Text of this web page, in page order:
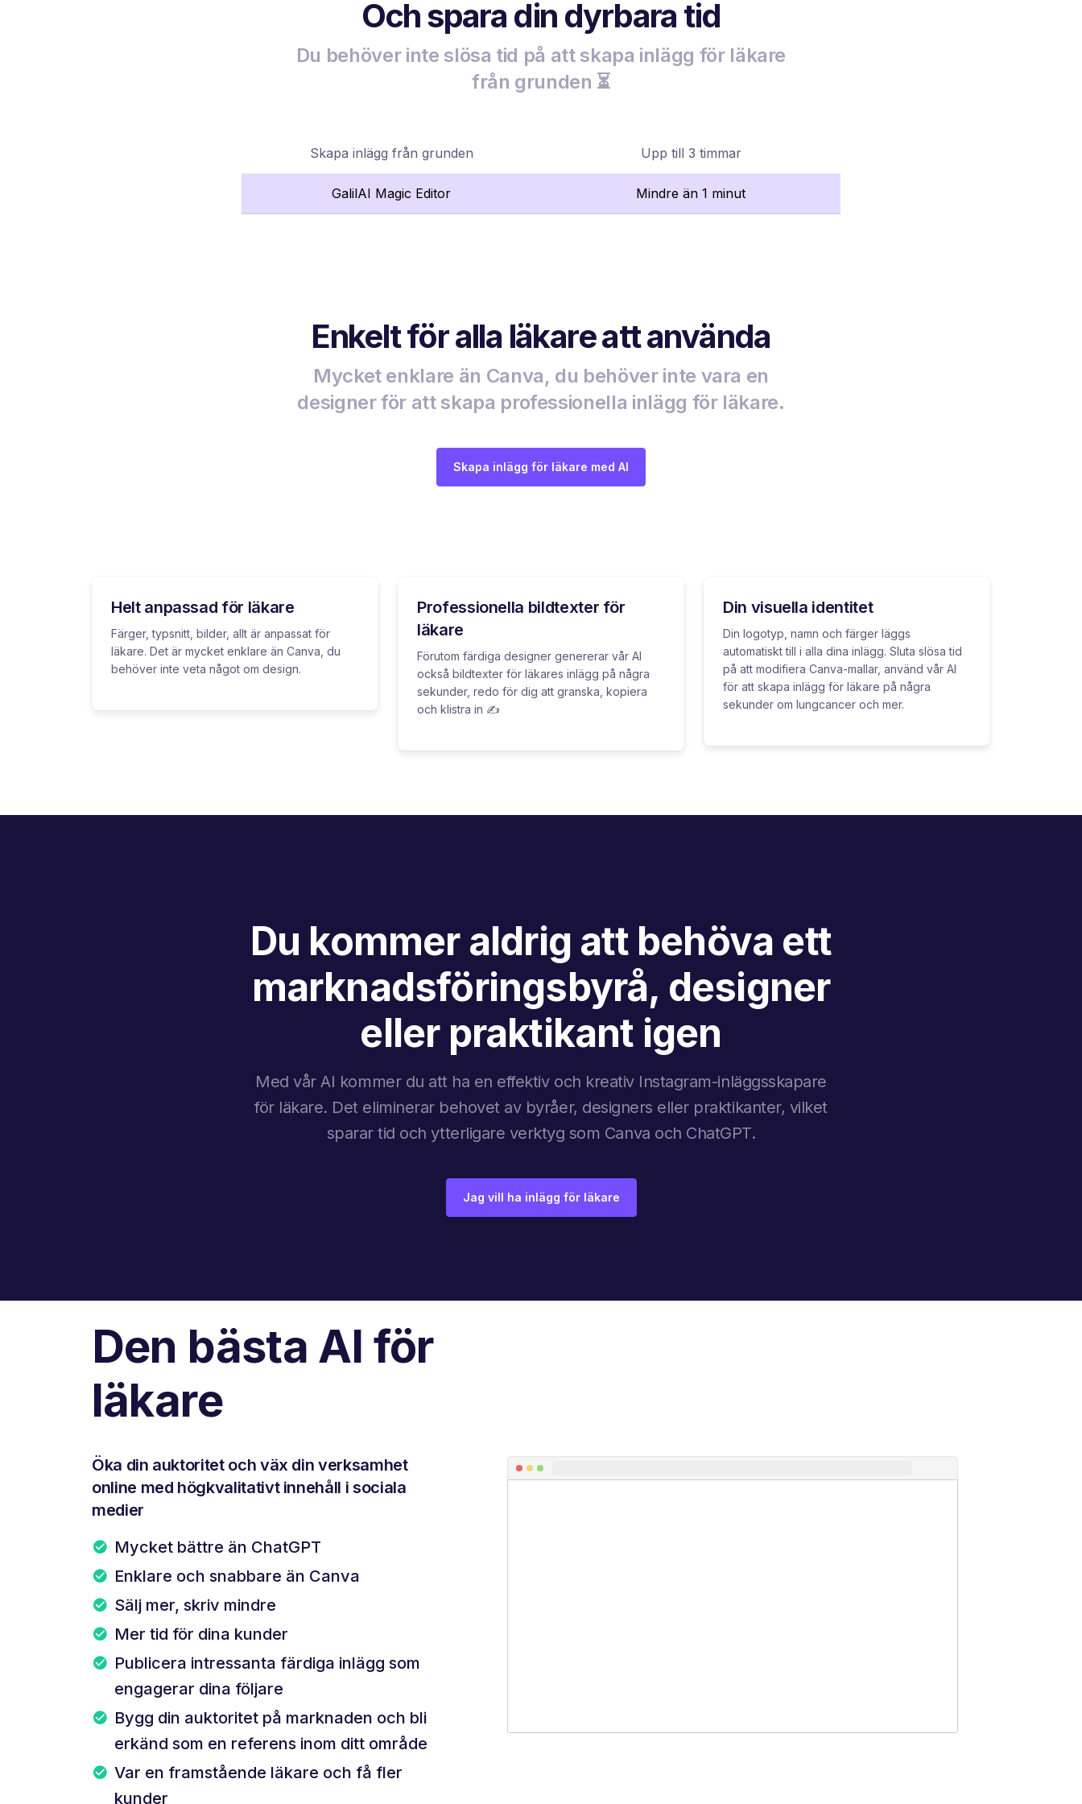
Och spara din dyrbara tid
Du behöver inte slösa tid på att skapa inlägg för läkare
från grunden ⏳
Skapa inlägg från grunden Upp till 3 timmar
GalilAI Magic Editor Mindre än 1 minut
Enkelt för alla läkare att använda
Mycket enklare än Canva, du behöver inte vara en
designer för att skapa professionella inlägg för läkare.
Skapa inlägg för läkare med AI
Helt anpassad för läkare
Färger, typsnitt, bilder, allt är anpassat för
läkare. Det är mycket enklare än Canva, du
behöver inte veta något om design.
Professionella bildtexter för
läkare
Förutom färdiga designer genererar vår AI
också bildtexter för läkares inlägg på några
sekunder, redo för dig att granska, kopiera
och klistra in ✍️
Din visuella identitet
Din logotyp, namn och färger läggs
automatiskt till i alla dina inlägg. Sluta slösa tid
på att modifiera Canva-mallar, använd vår AI
för att skapa inlägg för läkare på några
sekunder om lungcancer och mer.
Du kommer aldrig att behöva ett
marknadsföringsbyrå, designer
eller praktikant igen
Med vår AI kommer du att ha en effektiv och kreativ Instagram-inläggsskapare
för läkare. Det eliminerar behovet av byråer, designers eller praktikanter, vilket
sparar tid och ytterligare verktyg som Canva och ChatGPT.
Jag vill ha inlägg för läkare
Den bästa AI för
läkare
Öka din auktoritet och väx din verksamhet
online med högkvalitativt innehåll i sociala
medier
Mycket bättre än ChatGPT
Enklare och snabbare än Canva
Sälj mer, skriv mindre
Mer tid för dina kunder
Publicera intressanta färdiga inlägg som
engagerar dina följare
Bygg din auktoritet på marknaden och bli
erkänd som en referens inom ditt område
Var en framstående läkare och få fler
kunder